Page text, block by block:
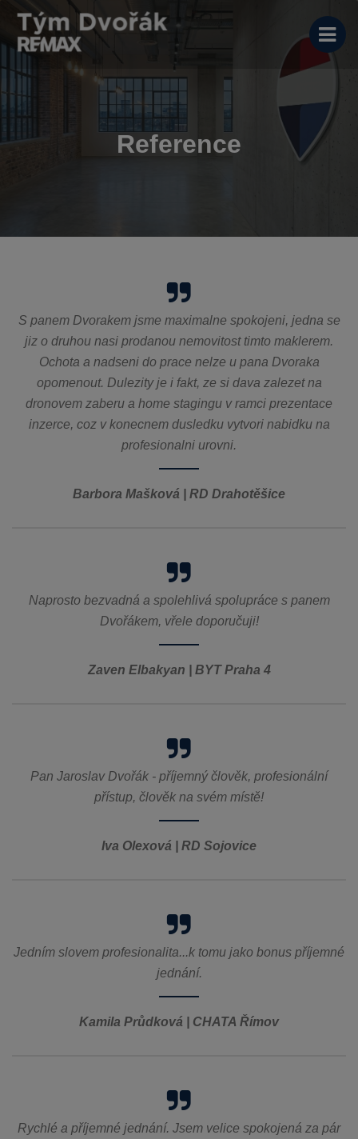
Reference
S panem Dvorakem jsme maximalne spokojeni, jedna se
jiz o druhou nasi prodanou nemovitost timto maklerem.
Ochota a nadseni do prace nelze u pana Dvoraka
opomenout. Dulezity je i fakt, ze si dava zalezet na
dronovem zaberu a home stagingu v ramci prezentace
inzerce, coz v konecnem dusledku vytvori nabidku na
profesionalni urovni.
Barbora Mašková | RD Drahotěšice
Naprosto bezvadná a spolehlivá spolupráce s panem
Dvořákem, vřele doporučuji!
Zaven Elbakyan | BYT Praha 4
Pan Jaroslav Dvořák - příjemný člověk, profesionální
přístup, člověk na svém místě!
Iva Olexová | RD Sojovice
Jedním slovem profesionalita...k tomu jako bonus příjemné
jednání.
Kamila Průdková | CHATA Římov
Rychlé a příjemné jednání. Jsem velice spokojená za pár